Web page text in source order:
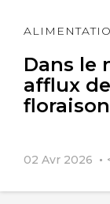
Dans le
afflux
02 Avr 2026
Lire